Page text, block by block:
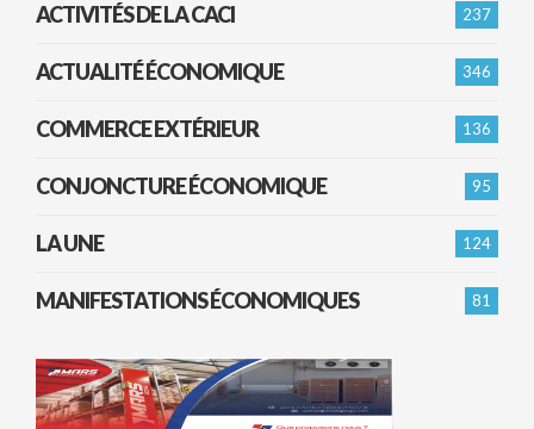
237
ACTIVITÉS DE LA CACI
346
ACTUALITÉ ÉCONOMIQUE
136
COMMERCE EXTÉRIEUR
95
CONJONCTURE ÉCONOMIQUE
124
LA UNE
81
MANIFESTATIONS ÉCONOMIQUES